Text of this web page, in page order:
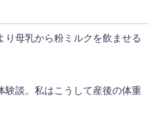
り母乳から粉ミルクを飲ませる
験談。私はこうして産後の体重